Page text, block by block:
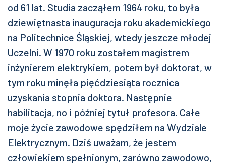
od 61 lat. Studia zacząłem 1964 roku, to była
dziewiętnasta inauguracja roku akademickiego
na Politechnice Śląskiej, wtedy jeszcze młodej
Uczelni. W 1970 roku zostałem magistrem
inżynierem elektrykiem, potem był doktorat, w
tym roku minęła pięćdziesiąta rocznica
uzyskania stopnia doktora. Następnie
habilitacja, no i później tytuł profesora. Całe
moje życie zawodowe spędziłem na Wydziale
Elektrycznym. Dziś uważam, że jestem
człowiekiem spełnionym, zarówno zawodowo,